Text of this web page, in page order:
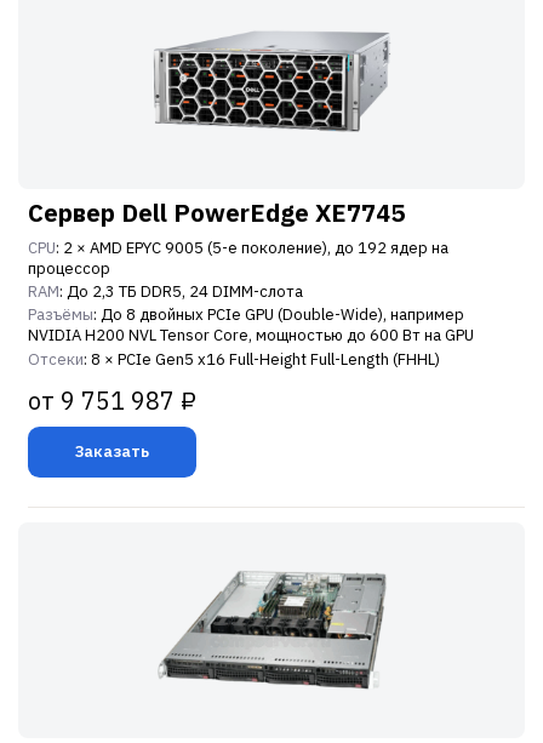
Сервер Dell PowerEdge XE7745
CPU: 2 × AMD EPYC 9005 (5-е поколение), до 192 ядер на
процессор
RAM: До 2,3 ТБ DDR5, 24 DIMM-слота
Разъёмы: До 8 двойных PCIe GPU (Double-Wide), например
NVIDIA H200 NVL Tensor Core, мощностью до 600 Вт на GPU
Отсеки: 8 × PCIe Gen5 x16 Full-Height Full-Length (FHHL)
от 9 751 987 ₽
Заказать